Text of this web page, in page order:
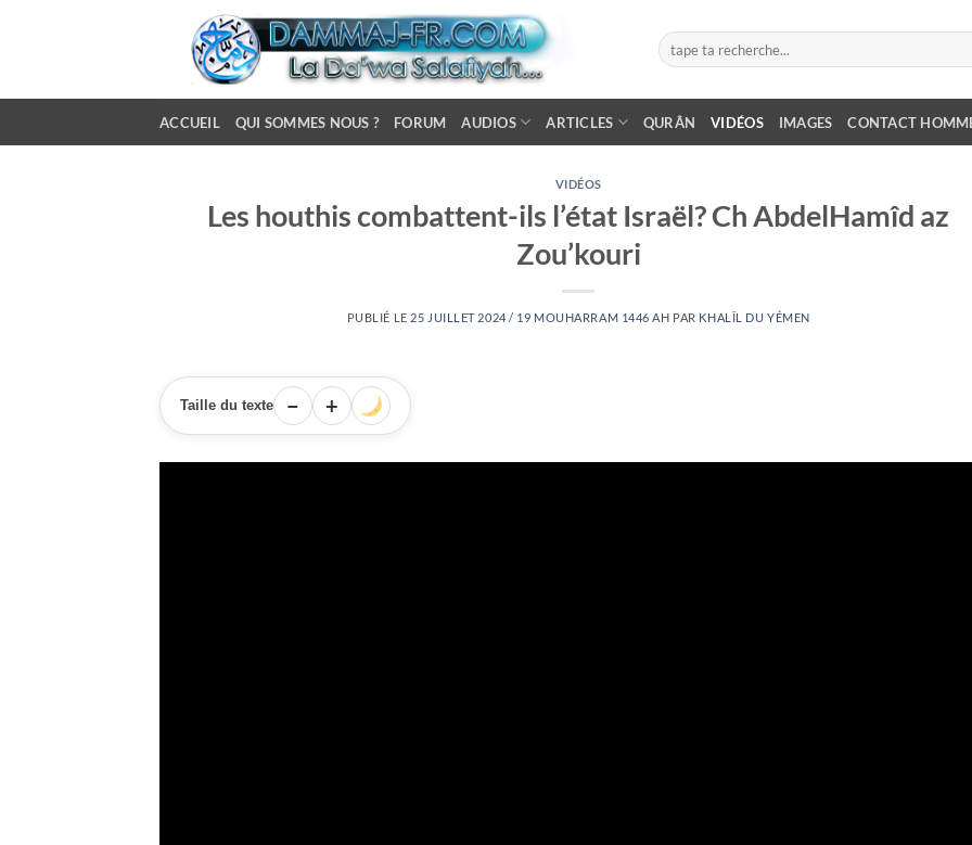
ACCUEIL QUI SOMMES NOUS ? FORUM AUDIOS ARTICLES QURÂN VIDÉOS IMAGES CONTACT
VIDÉOS
Les houthis combattent-ils l’état Israël? Ch AbdelHamîd az
Zou’kouri
PUBLIÉ LE 25 JUILLET 2024 / 19 MOUHARRAM 1446 AH PAR KHALÎL DU YÉMEN
Taille du texte − +